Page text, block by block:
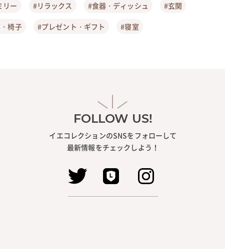
リー #リラックス #食器・ディッシュ #玄関
椅子 #プレゼント・ギフト #寝室
FOLLOW US!
イエコレクションのSNSをフォローして
最新情報をチェックしよう！